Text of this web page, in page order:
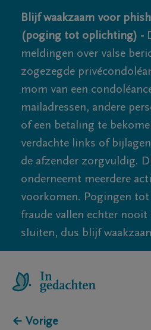
Blijf waakzaam voor
(poging tot oplichting) -
meldingen over valse
zogezegde
mom van een
mailadressen, andere
of een betaling te
verdachte links of
de afzender zorgvuldig.
onderneemt meerdere
voorkomen. Pogingen
fraude vallen echter
sluiten, dus blijf
← Vorige